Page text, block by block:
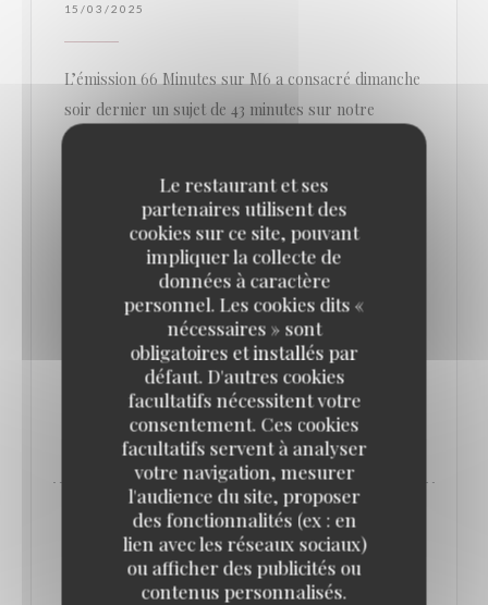
Le restaurant et ses
partenaires utilisent des
cookies sur ce site, pouvant
impliquer la collecte de
données à caractère
personnel. Les cookies dits «
nécessaires » sont
obligatoires et installés par
défaut. D'autres cookies
facultatifs nécessitent votre
consentement. Ces cookies
facultatifs servent à analyser
votre navigation, mesurer
l'audience du site, proposer
des fonctionnalités (ex : en
lien avec les réseaux sociaux)
ou afficher des publicités ou
contenus personnalisés.
15/03/2025
L’émission 66 Minutes sur M6 a consacré dimanche
soir dernier un sujet de 43 minutes sur notre
institution parisienne, la brasserie Bofinger !
Revivez l'émission et plongez dans les coulisses de
l’une de nos plus belles brasseries de Paris.
Bravo à notre directeur Sebastien Burdino, à notre
Chef Georges Belondrade et à leurs équipes pour
ce superbe travail au quotidien.
LIRE L'ARTICLE((OUVRE UNE NOUVELLE FENÊTRE))